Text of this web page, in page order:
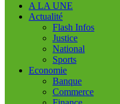
A LA UNE
Actualité
Flash Infos
Justice
National
Sports
Economie
Banque
Commerce